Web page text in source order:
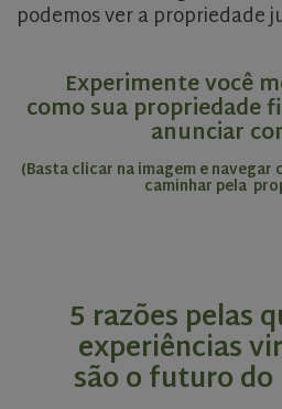
podemos ver a propriedade
Experimente você
como sua propriedade
anunciar
(Basta clicar na imagem e navegar
caminhar pela
5 razões pelas
experiências
são o futuro